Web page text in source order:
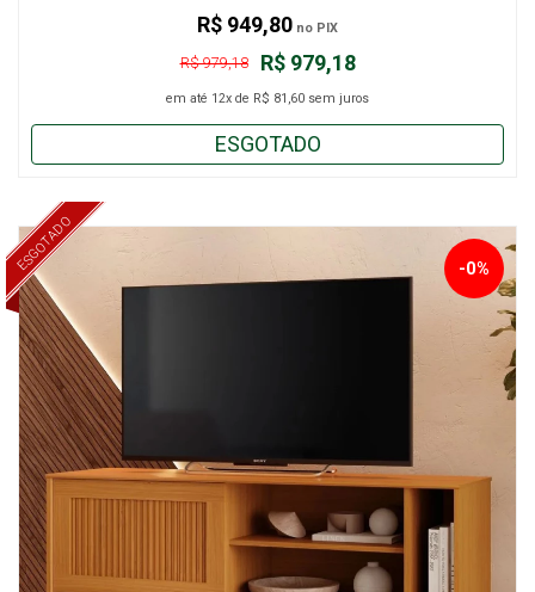
R$ 979,18
R$ 979,18
em até 12x de R$ 81,60 sem juros
R$ 949,80 no PIX
ESGOTADO
ESGOTADO -0%